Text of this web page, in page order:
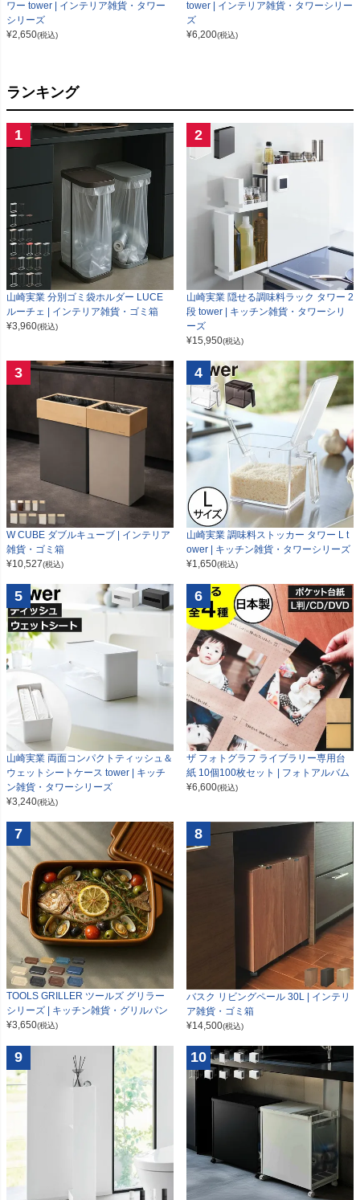
ワー tower | インテリア雑貨・タワー
シリーズ
¥2,650(税込)
tower | インテリア雑貨・タワーシリー
ズ
¥6,200(税込)
ランキング
1
山崎実業 分別ゴミ袋ホルダー LUCE
ルーチェ | インテリア雑貨・ゴミ箱
¥3,960(税込)
2
山崎実業 隠せる調味料ラック タワー 2
段 tower | キッチン雑貨・タワーシリ
ーズ
¥15,950(税込)
3
W CUBE ダブルキューブ | インテリア
雑貨・ゴミ箱
¥10,527(税込)
4
山崎実業 調味料ストッカー タワー L t
ower | キッチン雑貨・タワーシリーズ
¥1,650(税込)
5
山崎実業 両面コンパクトティッシュ＆
ウェットシートケース tower | キッチ
ン雑貨・タワーシリーズ
¥3,240(税込)
6
ザ フォトグラフ ライブラリー専用台
紙 10個100枚セット | フォトアルバム
¥6,600(税込)
7
TOOLS GRILLER ツールズ グリラー
シリーズ | キッチン雑貨・グリルパン
¥3,650(税込)
8
バスク リビングペール 30L | インテリ
ア雑貨・ゴミ箱
¥14,500(税込)
9 10